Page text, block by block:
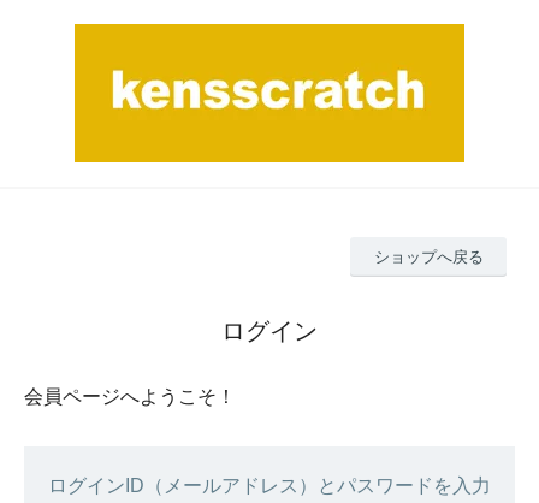
ショップへ戻る
ログイン
会員ページへようこそ！
ログインID（メールアドレス）とパスワードを入力